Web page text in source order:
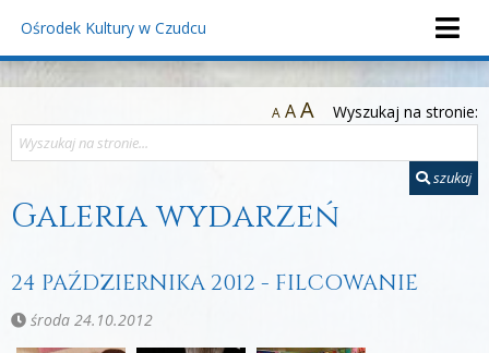
Ośrodek Kultury w Czudcu
A AA Wyszukaj na stronie:
szukaj
Galeria wydarzeń
24 PAŹDZIERNIKA 2012 - FILCOWANIE
środa 24.10.2012